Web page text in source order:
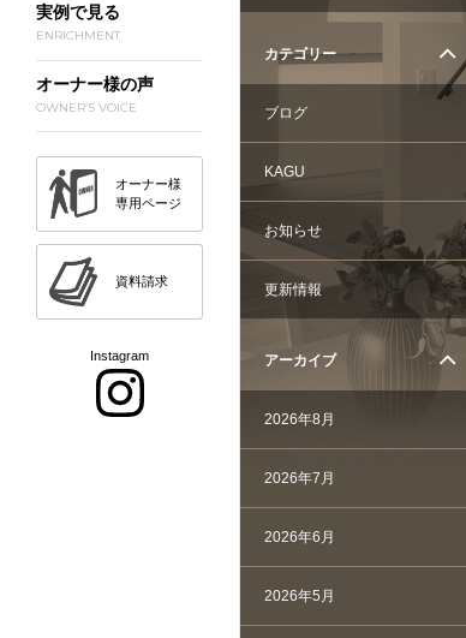
実例で見る
ENRICHMENT
オーナー様の声
OWNER’S VOICE
オーナー様
専用ページ
資料請求
Instagram
カテゴリー
ブログ
KAGU
お知らせ
更新情報
アーカイブ
2026年8月
2026年7月
2026年6月
2026年5月